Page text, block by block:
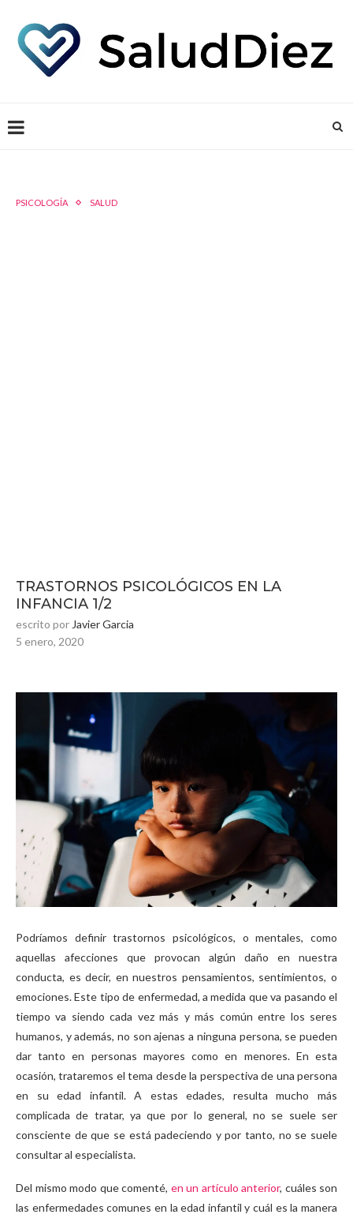
PSICOLOGÍA SALUD
TRASTORNOS PSICOLÓGICOS EN LA
INFANCIA 1/2
escrito por Javier Garcia
5 enero, 2020
Podríamos definir trastornos psicológicos, o mentales, como
aquellas afecciones que provocan algún daño en nuestra
conducta, es decir, en nuestros pensamientos, sentimientos, o
emociones. Este tipo de enfermedad, a medida que va pasando el
tiempo va siendo cada vez más y más común entre los seres
humanos, y además, no son ajenas a ninguna persona, se pueden
dar tanto en personas mayores como en menores. En esta
ocasión, trataremos el tema desde la perspectiva de una persona
en su edad infantil. A estas edades, resulta mucho más
complicada de tratar, ya que por lo general, no se suele ser
consciente de que se está padeciendo y por tanto, no se suele
consultar al especialista.
Del mismo modo que comenté, en un artículo anterior, cuáles son
las enfermedades comunes en la edad infantil y cuál es la manera